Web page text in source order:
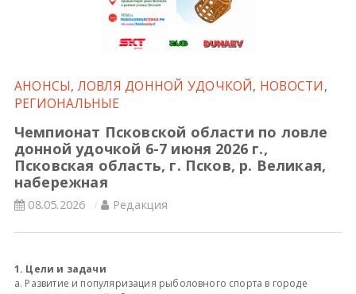
АНОНСЫ,ЛОВЛЯ ДОННОЙ УДОЧКОЙ, НОВОСТИ,
РЕГИОНАЛЬНЫЕ
Чемпионат Псковской области по ловле
донной удочкой 6-7 июня 2026 г.,
Псковская область, г. Псков, р. Великая,
набережная
08.05.2026 Редакция
1. Цели и задачи
a. Развитие и популяризация рыболовного спорта в городе
Всероссийские правила